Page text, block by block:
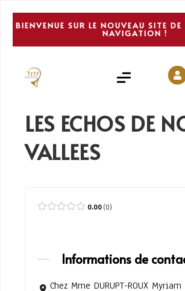
BIENVENUE SUR LE NOUVEAU SITE
NAVIGATION !
LES ECHOS DE
VALLEES
0.00 0
Informations de
Chez Mme DURUPT-ROUX